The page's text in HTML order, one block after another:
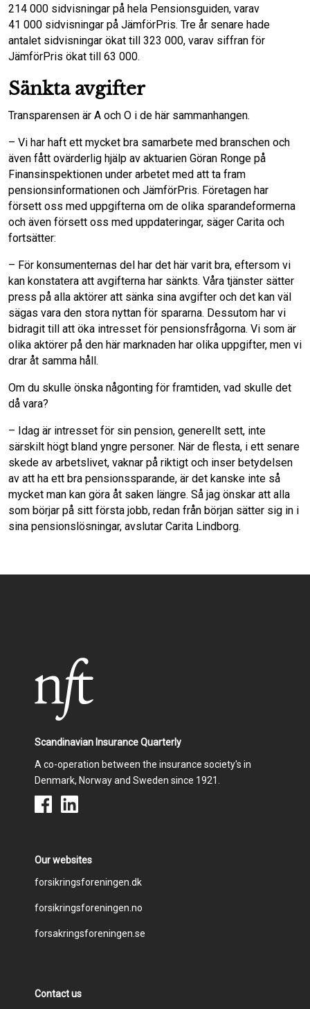
214 000 sidvisningar på hela Pensionsguiden, varav
41 000 sidvisningar på JämförPris. Tre år senare hade
antalet sidvisningar ökat till 323 000, varav siffran för
JämförPris ökat till 63 000.
Sänkta avgifter
Transparensen är A och O i de här sammanhangen.
– Vi har haft ett mycket bra samarbete med branschen och
även fått ovärderlig hjälp av aktuarien Göran Ronge på
Finansinspektionen under arbetet med att ta fram
pensionsinformationen och JämförPris. Företagen har
försett oss med uppgifterna om de olika sparandeformerna
och även försett oss med uppdateringar, säger Carita och
fortsätter:
– För konsumenternas del har det här varit bra, eftersom vi
kan konstatera att avgifterna har sänkts. Våra tjänster sätter
press på alla aktörer att sänka sina avgifter och det kan väl
sägas vara den stora nyttan för spararna. Dessutom har vi
bidragit till att öka intresset för pensionsfrågorna. Vi som är
olika aktörer på den här marknaden har olika uppgifter, men vi
drar åt samma håll.
Om du skulle önska någonting för framtiden, vad skulle det
då vara?
– Idag är intresset för sin pension, generellt sett, inte
särskilt högt bland yngre personer. När de flesta, i ett senare
skede av arbetslivet, vaknar på riktigt och inser betydelsen
av att ha ett bra pensionssparande, är det kanske inte så
mycket man kan göra åt saken längre. Så jag önskar att alla
som börjar på sitt första jobb, redan från början sätter sig in i
sina pensionslösningar, avslutar Carita Lindborg.
Scandinavian Insurance Quarterly
A co-operation between the insurance society's in
Denmark, Norway and Sweden since 1921.
Our websites
Footer
menu
forsikringsforeningen.dk
forsikringsforeningen.no
forsakringsforeningen.se
Contact us